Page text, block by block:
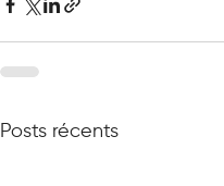
Posts récents